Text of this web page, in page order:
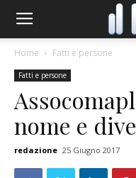
Home Fatti e persone
Fatti e persone
nome e
redazione 25 Giugno 2017